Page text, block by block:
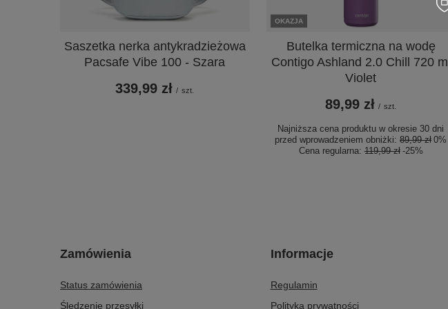
Saszetka nerka antykradzieżowa
Pacsafe Vibe 100 - Szara
339,99 zł / szt.
OKAZJA
Butelka termiczna na wodę
Contigo Ashland 2.0 Chill 720 ml
Violet
89,99 zł / szt.
Najniższa cena produktu w okresie 30 dni
przed wprowadzeniem obniżki:89,99 zł 0%
Cena regularna:119,99 zł -25%
Zamówienia
Status zamówienia
Śledzenie przesyłki
Informacje
Regulamin
Polityka prywatności